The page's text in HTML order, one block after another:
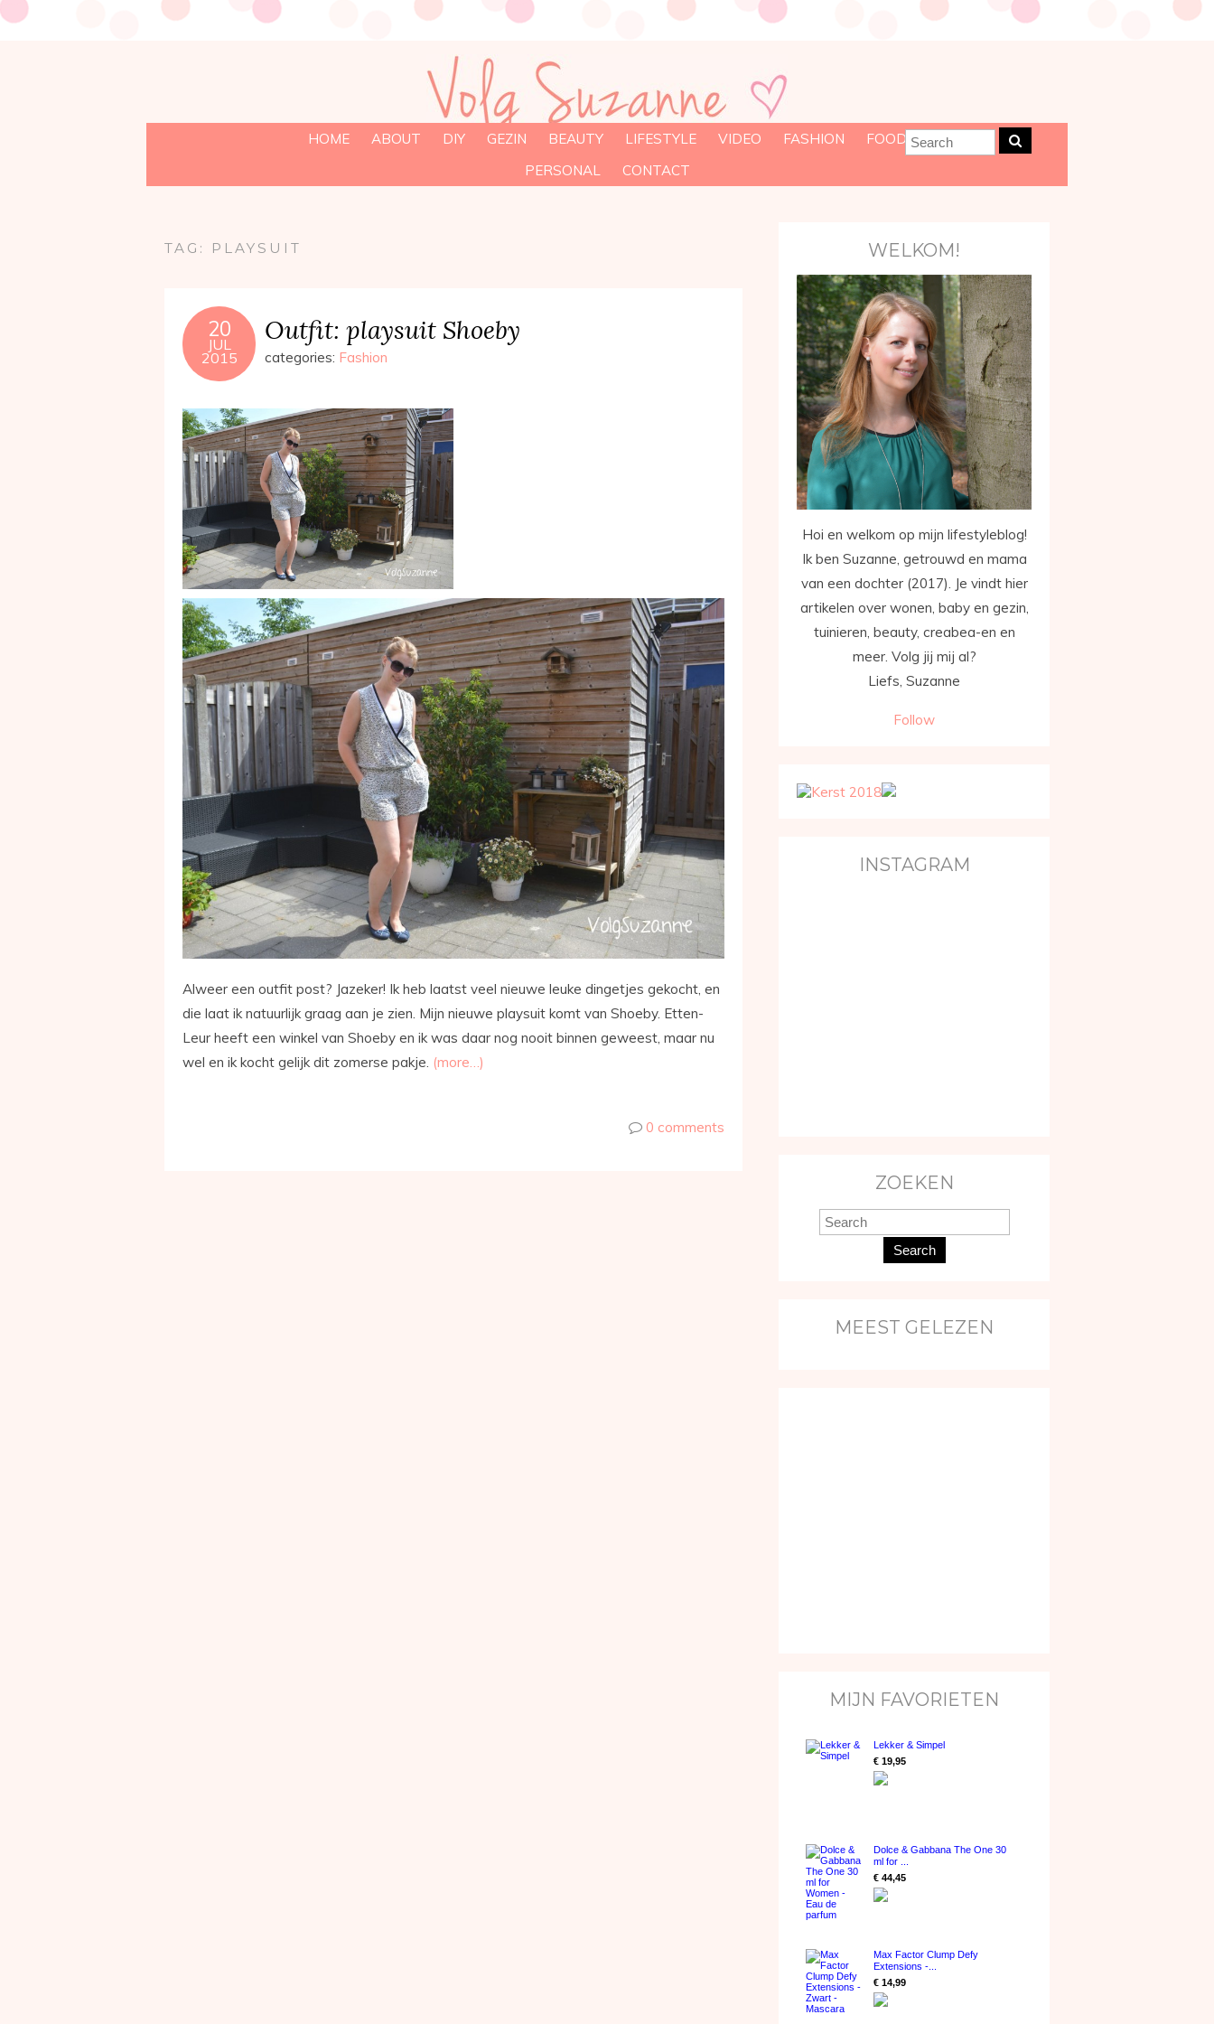
HOME ABOUT DIY GEZIN BEAUTY LIFESTYLE VIDEO FASHION
FOOD
PERSONAL
CONTACT
TAG: PLAYSUIT
20
JUL
2015
Outfit: playsuit Shoeby
categories: Fashion
Alweer een outfit post? Jazeker! Ik heb laatst veel nieuwe leuke dingetjes gekocht, en
die laat ik natuurlijk graag aan je zien. Mijn nieuwe playsuit komt van Shoeby. Etten-
Leur heeft een winkel van Shoeby en ik was daar nog nooit binnen geweest, maar nu
wel en ik kocht gelijk dit zomerse pakje. (more…)
0 comments
WELKOM!
Hoi en welkom op mijn lifestyleblog!
Ik ben Suzanne, getrouwd en mama
van een dochter (2017). Je vindt hier
artikelen over wonen, baby en gezin,
tuinieren, beauty, creabea-en en
meer. Volg jij mij al?
Liefs, Suzanne
Follow
INSTAGRAM
ZOEKEN
Search
MEEST GELEZEN
MIJN FAVORIETEN
Lekker & Simpel
€ 19,95
Dolce & Gabbana The One 30
ml for ...
€ 44,45
Max Factor Clump Defy
Extensions -...
€ 14,99